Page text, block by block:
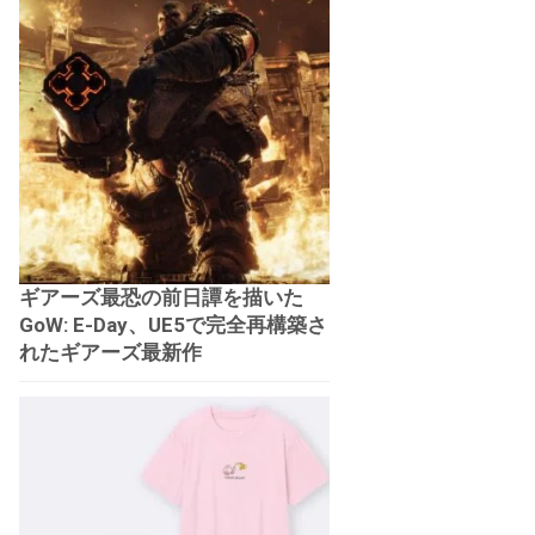
ギアーズ最恐の前日譚を描いた
GoW: E-Day、UE5で完全再構築さ
れたギアーズ最新作